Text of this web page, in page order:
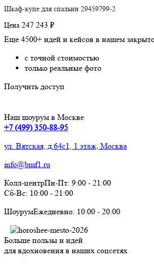
Шкаф-купе для спальни 29459799-2
Цена 247 243 ₽
Еще 4500+ идей и кейсов в нашем
с точной стоимостью
только реальные фото
Получить доступ
Наш шоурум в Москве
+7 (499) 350-88-95
ул. Вятская, д.64с1, 1 этаж, Москва
info@bmf1.ru
Колл-центрПн-Пт: 9:00 - 21:00
Сб-Вс: 10:00 - 21:00
ШоурумЕжедневно: 10:00 - 20:00
Больше пользы и идей
для вдохновения в наших соцсетях